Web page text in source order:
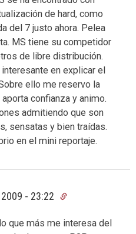
de hard, como
del 7 justo ahora. Pelea
MS tiene su competidor
de libre distribución.
en explicar el
ello me reservo la
confianza y animo.
admitiendo que son
sensatas y bien traídas.
en el mini reportaje.
- 23:22
que más me interesa del